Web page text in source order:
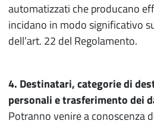
automatizzati che producano
incidano in modo significativo
dell’art. 22 del Regolamento.
4. Destinatari, categorie di
personali e trasferimento dei
Potranno venire a conoscenza